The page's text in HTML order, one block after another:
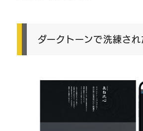
ダークトーンで洗練され